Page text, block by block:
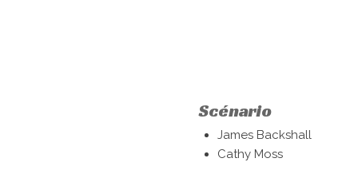
Scénario
James Backshall
Cathy Moss